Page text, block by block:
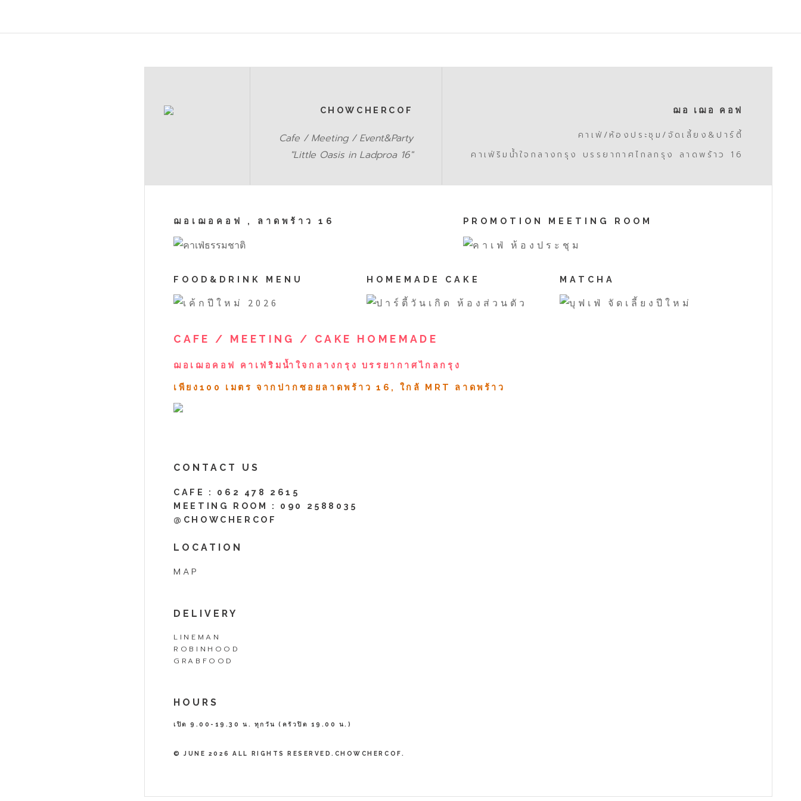
CHOWCHERCOF
Cafe / Meeting / Event&Party
"Little Oasis in Ladproa 16"
ฌอ เฌอ คอฟ
คาเฟ่/ห้องประชุม/จัดเลี้ยง&ปาร์ตี้
คาเฟ่ริมน้ำใจกลางกรุง บรรยากาศไกลกรุง ลาดพร้าว 16
ฌอเฌอคอฟ , ลาดพร้าว 16 PROMOTION MEETING ROOM
FOOD&DRINK MENU HOMEMADE CAKE MATCHA
CAFE / MEETING / CAKE HOMEMADE
ฌอเฌอคอฟ คาเฟ่ริมน้ำใจกลางกรุง บรรยากาศไกลกรุง
เพียง100 เมตร จากปากซอยลาดพร้าว 16, ใกล้ MRT ลาดพร้าว
CONTACT US
CAFE : 062 478 2615
MEETING ROOM : 090 2588035
@CHOWCHERCOF
LOCATION
MAP
DELIVERY
LINEMAN
ROBINHOOD
GRABFOOD
HOURS
เปิด 9.00-19.30 น. ทุกวัน (ครัวปิด 19.00 น.)
© JUNE 2026 ALL RIGHTS RESERVED.CHOWCHERCOF.